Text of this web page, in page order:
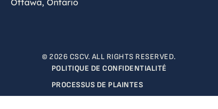
© 2026 CSCV. ALL RIGHTS RESERVED.
POLITIQUE DE CONFIDENTIALITÉ
PROCESSUS DE PLAINTES